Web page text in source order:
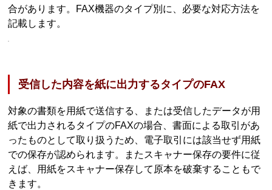
合があります。FAX機器のタイプ別に、必要な対応方法を
記載します。
受信した内容を紙に出力するタイプのFAX
対象の書類を用紙で送信する、または受信したデータが用
紙で出力されるタイプのFAXの場合、書面による取引があ
ったものとして取り扱うため、電子取引には該当せず用紙
での保存が認められます。またスキャナー保存の要件に従
えば、用紙をスキャナー保存して原本を破棄することもで
きます。